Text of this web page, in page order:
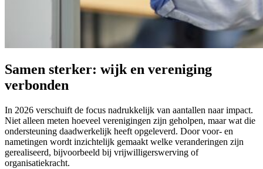
Samen sterker: wijk en vereniging
verbonden
In 2026 verschuift de focus nadrukkelijk van aantallen naar impact.
Niet alleen meten hoeveel verenigingen zijn geholpen, maar wat die
ondersteuning daadwerkelijk heeft opgeleverd. Door voor- en
nametingen wordt inzichtelijk gemaakt welke veranderingen zijn
gerealiseerd, bijvoorbeeld bij vrijwilligerswerving of
organisatiekracht.